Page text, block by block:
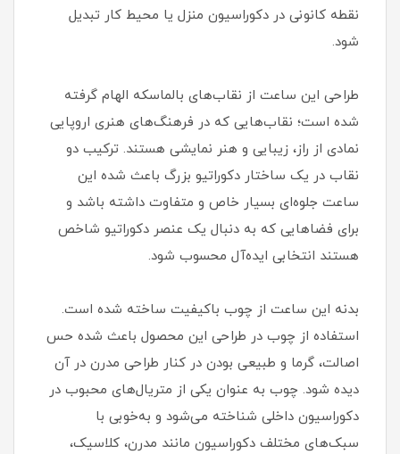
نقطه کانونی در دکوراسیون منزل یا محیط کار تبدیل
شود.
طراحی این ساعت از نقاب‌های بالماسکه الهام گرفته
شده است؛ نقاب‌هایی که در فرهنگ‌های هنری اروپایی
نمادی از راز، زیبایی و هنر نمایشی هستند. ترکیب دو
نقاب در یک ساختار دکوراتیو بزرگ باعث شده این
ساعت جلوه‌ای بسیار خاص و متفاوت داشته باشد و
برای فضاهایی که به دنبال یک عنصر دکوراتیو شاخص
هستند انتخابی ایده‌آل محسوب شود.
بدنه این ساعت از چوب باکیفیت ساخته شده است.
استفاده از چوب در طراحی این محصول باعث شده حس
اصالت، گرما و طبیعی بودن در کنار طراحی مدرن در آن
دیده شود. چوب به عنوان یکی از متریال‌های محبوب در
دکوراسیون داخلی شناخته می‌شود و به‌خوبی با
سبک‌های مختلف دکوراسیون مانند مدرن، کلاسیک،